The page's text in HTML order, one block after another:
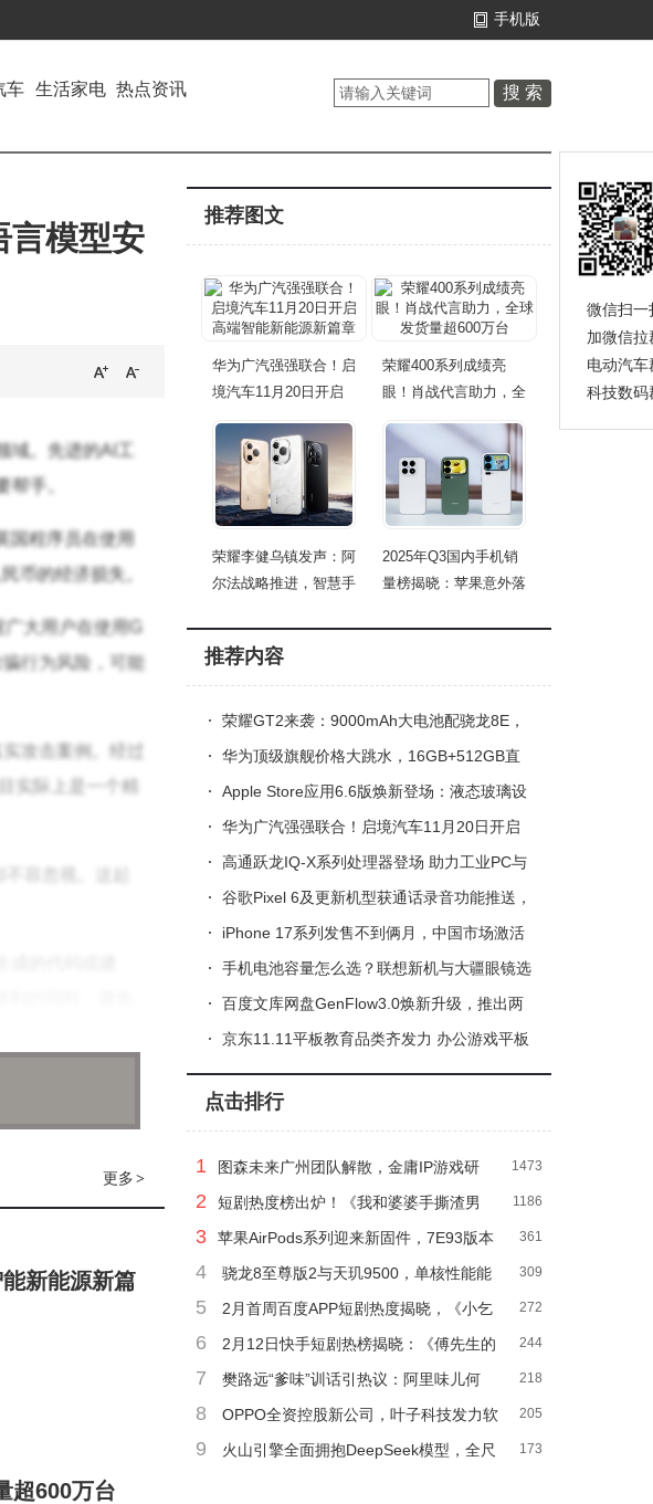
手机版
车 生活家电 热点资讯
言模型安
域。先进的AI工
手。
国程序员在使用
币的经济损失。
广大用户在使用G
行为风险，可能
攻击案例。经过
实际上是一个精
容忽视。这起
的同时，避免
更多 >
新能源新篇
超600万台
推荐图文
华为广汽强强联合！启
境汽车11月20日开启
荣耀400系列成绩亮
眼！肖战代言助力，全
荣耀李健乌镇发声：阿
尔法战略推进，智慧手
2025年Q3国内手机销
量榜揭晓：苹果意外落
推荐内容
荣耀GT2来袭：9000mAh大电池配骁龙8E，
两千档新机能否逆袭红米？
华为顶级旗舰价格大跳水，16GB+512GB直
降2100元，为新机让路
Apple Store应用6.6版焕新登场：液态玻璃设
计带来视觉与交互新体验
华为广汽强强联合！启境汽车11月20日开启
高端智能新能源新篇章
高通跃龙IQ-X系列处理器登场 助力工业PC与
边缘智能场景革新发展
谷歌Pixel 6及更新机型获通话录音功能推送，
部分非Pixel机型也能享
iPhone 17系列发售不到俩月，中国市场激活
量破1000W，双十一销量也亮眼
手机电池容量怎么选？联想新机与大疆眼镜选
购指南来了
百度文库网盘GenFlow3.0焕新升级，推出两
大智能体，助力用户成“超级个体”且加速出海
京东11.11平板教育品类齐发力 办公游戏平板
热销 智能学习设备受青睐
点击排行
1473
1
图森未来广州团队解散，金庸IP游戏研
发何去何从？
1186
2
短剧热度榜出炉！《我和婆婆手撕渣男
全家》领跑端原生合集播放日榜
361
3
苹果AirPods系列迎来新固件，7E93版本
有何升级惊喜？
309
4
骁龙8至尊版2与天玑9500，单核性能能
否挑战苹果M4？
272
5
2月首周百度APP短剧热度揭晓，《小乞
丐下山寻找转世爱人》夺冠
244
6
2月12日快手短剧热榜揭晓：《傅先生的
秘密》领跑《闪婚迷局》
218
7
樊路远“爹味”训话引热议：阿里味儿何
在？道歉能否挽回颜面？
205
8
OPPO全资控股新公司，叶子科技发力软
件开发与信息技术
173
9
火山引擎全面拥抱DeepSeek模型，全尺
微信扫一
加微信拉
电动汽车
科技数码